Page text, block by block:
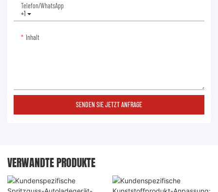
+1
Telefon/WhatsApp
Inhalt
SENDEN SIE JETZT ANFRAGE
VERWANDTE PRODUKTE